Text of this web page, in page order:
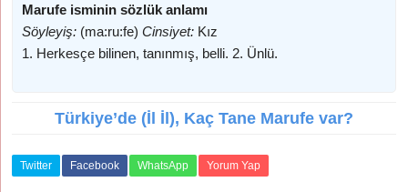
Marufe isminin sözlük anlamı
Söyleyiş: (ma:ru:fe)Cinsiyet: Kız
1. Herkesçe bilinen, tanınmış, belli. 2. Ünlü.
Türkiye’de (İl İl), Kaç Tane Marufe var?
Twitter Facebook WhatsApp Yorum Yap